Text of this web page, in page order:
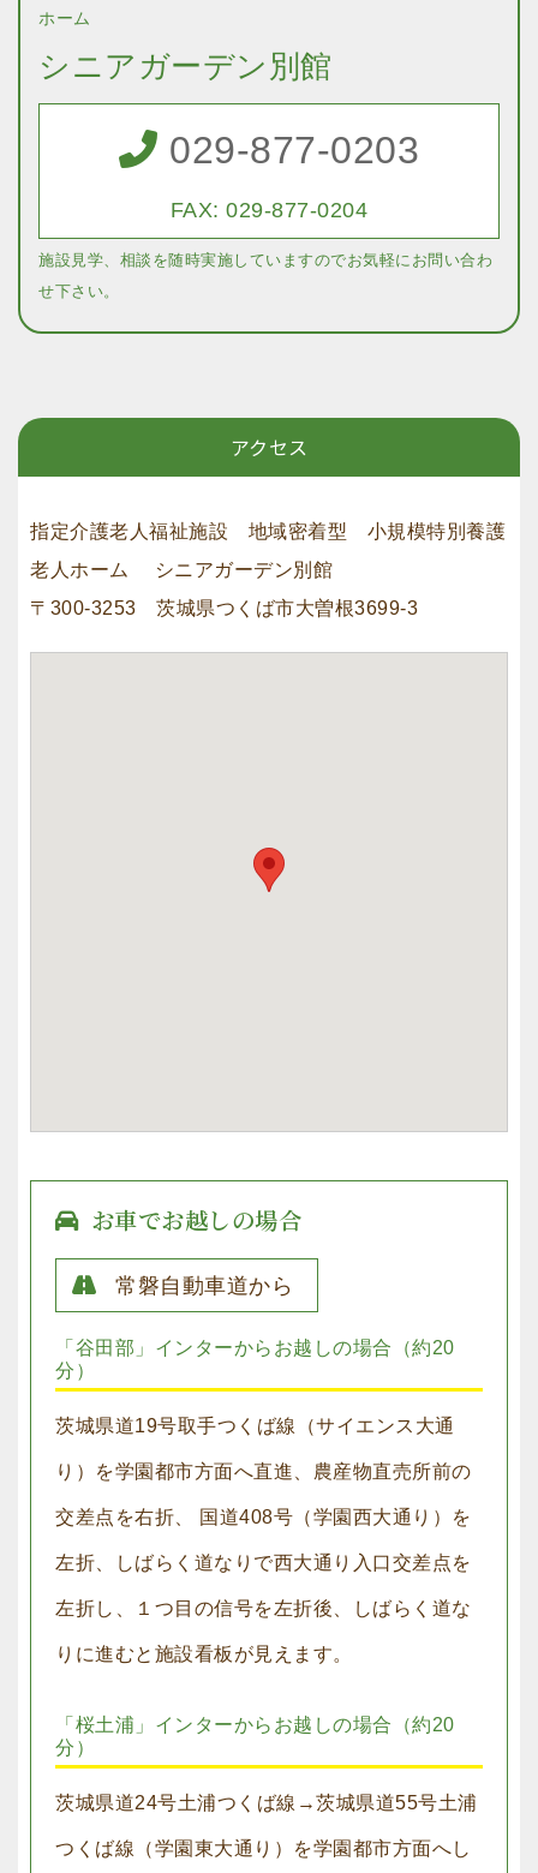
ホーム
シニアガーデン別館
029-877-0203
FAX: 029-877-0204
施設見学、相談を随時実施していますのでお気軽にお問い合わ
せ下さい。
アクセス
指定介護老人福祉施設 地域密着型 小規模特別養護
老人ホーム シニアガーデン別館
〒300-3253 茨城県つくば市大曽根3699-3
お車でお越しの場合
常磐自動車道から
「谷田部」インターからお越しの場合（約20
分）
茨城県道19号取手つくば線（サイエンス大通
り）を学園都市方面へ直進、農産物直売所前の
交差点を右折、 国道408号（学園西大通り）を
左折、しばらく道なりで西大通り入口交差点を
左折し、１つ目の信号を左折後、しばらく道な
りに進むと施設看板が見えます。
「桜土浦」インターからお越しの場合（約20
分）
茨城県道24号土浦つくば線→茨城県道55号土浦
つくば線（学園東大通り）を学園都市方面へし